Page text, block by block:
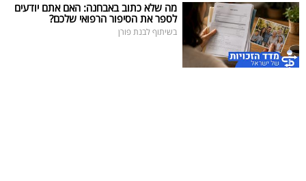
40
UNDER
40
מה שלא כתוב באבחנה: האם אתם יודעים
לספר את הסיפור הרפואי שלכם?
בשיתוף לבנת פורן